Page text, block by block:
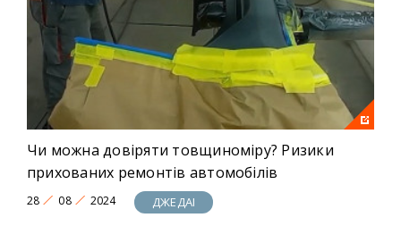
Чи можна довіряти товщиноміру? Ризики
прихованих ремонтів автомобілів
28 08 2024 ДЖЕДАІ